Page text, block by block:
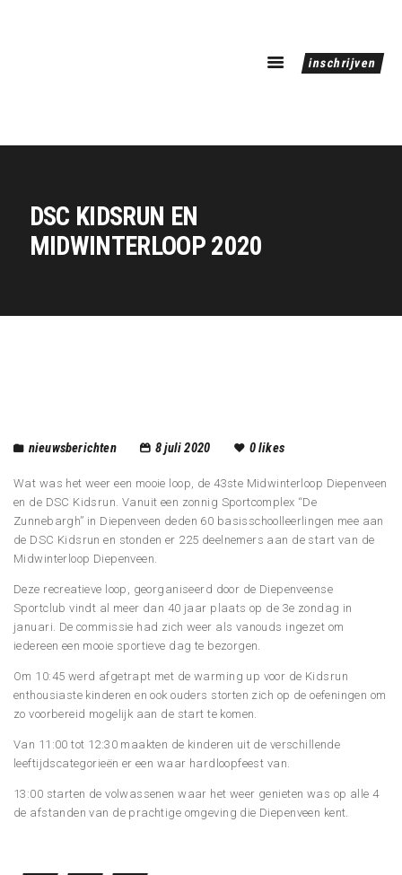
inschrijven
DSC KIDSRUN EN
MIDWINTERLOOP 2020
over
contact
nieuwsberichten 8 juli 2020 0likes
Wat was het weer een mooie loop, de 43ste Midwinterloop Diepenveen
en de DSC Kidsrun. Vanuit een zonnig Sportcomplex “De
Zunnebargh” in Diepenveen deden 60 basisschoolleerlingen mee aan
de DSC Kidsrun en stonden er 225 deelnemers aan de start van de
Midwinterloop Diepenveen.
Deze recreatieve loop, georganiseerd door de Diepenveense
Sportclub vindt al meer dan 40 jaar plaats op de 3e zondag in
januari. De commissie had zich weer als vanouds ingezet om
iedereen een mooie sportieve dag te bezorgen.
Om 10:45 werd afgetrapt met de warming up voor de Kidsrun
enthousiaste kinderen en ook ouders storten zich op de oefeningen om
zo voorbereid mogelijk aan de start te komen.
Van 11:00 tot 12:30 maakten de kinderen uit de verschillende
leeftijdscategorieën er een waar hardloopfeest van.
13:00 starten de volwassenen waar het weer genieten was op alle 4
de afstanden van de prachtige omgeving die Diepenveen kent.